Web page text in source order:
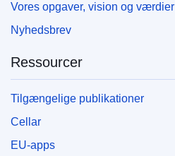
Vores opgaver, vision og værdier
Nyhedsbrev
Ressourcer
Tilgængelige publikationer
Cellar
EU-apps